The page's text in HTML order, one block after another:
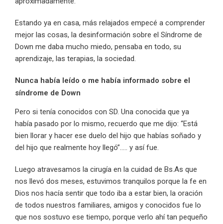
Estando ya en casa, más relajados empecé a comprender
mejor las cosas, la desinformación sobre el Síndrome de
Down me daba mucho miedo, pensaba en todo, su
aprendizaje, las terapias, la sociedad.
Nunca había leído o me había informado sobre el
síndrome de Down
Pero si tenía conocidos con SD. Una conocida que ya
había pasado por lo mismo, recuerdo que me dijo: “Está
bien llorar y hacer ese duelo del hijo que habías soñado y
del hijo que realmente hoy llegó”….. y así fue.
Luego atravesamos la cirugía en la cuidad de Bs.As que
nos llevó dos meses, estuvimos tranquilos porque la fe en
Dios nos hacía sentir que todo iba a estar bien, la oración
de todos nuestros familiares, amigos y conocidos fue lo
que nos sostuvo ese tiempo, porque verlo ahí tan pequeño